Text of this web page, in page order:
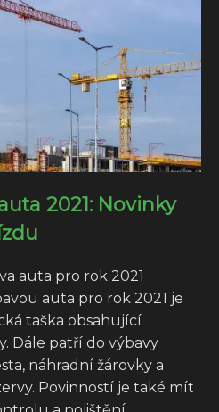
2021: Novinky
auta pro rok 2021
auta pro rok 2021 je
taška obsahující
Dále patří do výbavy
náhradní žárovky a
Povinností je také mít